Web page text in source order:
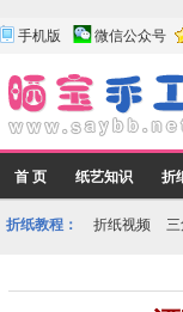
手机版 微信公众号
首 页 纸艺知识 折
折纸教程： 折纸视频